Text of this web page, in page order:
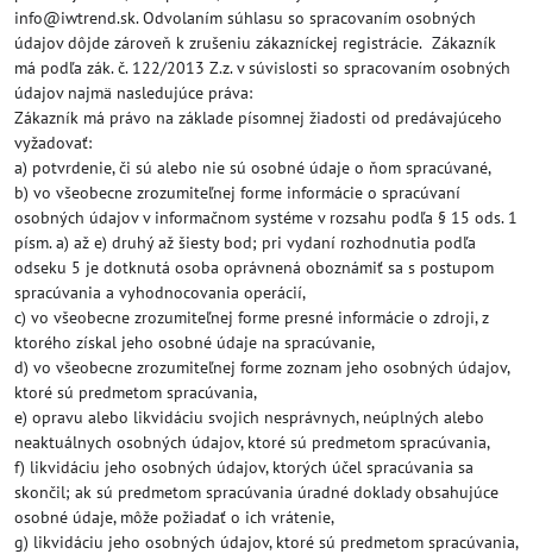
info@iwtrend.sk. Odvolaním súhlasu so spracovaním osobných
údajov dôjde zároveň k zrušeniu zákazníckej registrácie. Zákazník
má podľa zák. č. 122/2013 Z.z. v súvislosti so spracovaním osobných
údajov najmä nasledujúce práva:
Zákazník má právo na základe písomnej žiadosti od predávajúceho
vyžadovať:
a) potvrdenie, či sú alebo nie sú osobné údaje o ňom spracúvané,
b) vo všeobecne zrozumiteľnej forme informácie o spracúvaní
osobných údajov v informačnom systéme v rozsahu podľa § 15 ods. 1
písm. a) až e) druhý až šiesty bod; pri vydaní rozhodnutia podľa
odseku 5 je dotknutá osoba oprávnená oboznámiť sa s postupom
spracúvania a vyhodnocovania operácií,
c) vo všeobecne zrozumiteľnej forme presné informácie o zdroji, z
ktorého získal jeho osobné údaje na spracúvanie,
d) vo všeobecne zrozumiteľnej forme zoznam jeho osobných údajov,
ktoré sú predmetom spracúvania,
e) opravu alebo likvidáciu svojich nesprávnych, neúplných alebo
neaktuálnych osobných údajov, ktoré sú predmetom spracúvania,
f) likvidáciu jeho osobných údajov, ktorých účel spracúvania sa
skončil; ak sú predmetom spracúvania úradné doklady obsahujúce
osobné údaje, môže požiadať o ich vrátenie,
g) likvidáciu jeho osobných údajov, ktoré sú predmetom spracúvania,